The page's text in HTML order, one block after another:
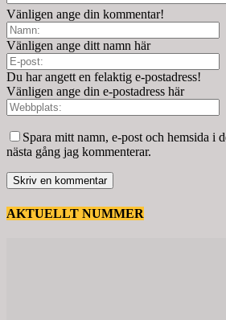
Vänligen ange din kommentar!
Vänligen ange ditt namn här
Du har angett en felaktig e-postadress!
Vänligen ange din e-postadress här
Spara mitt namn, e-post och hemsida i
nästa gång jag kommenterar.
AKTUELLT NUMMER